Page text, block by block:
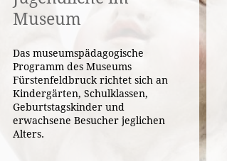
Museum
Das museumspädagogische
Programm des Museums
Fürstenfeldbruck richtet sich an
Kindergärten, Schulklassen,
Geburtstagskinder und
erwachsene Besucher jeglichen
Alters.